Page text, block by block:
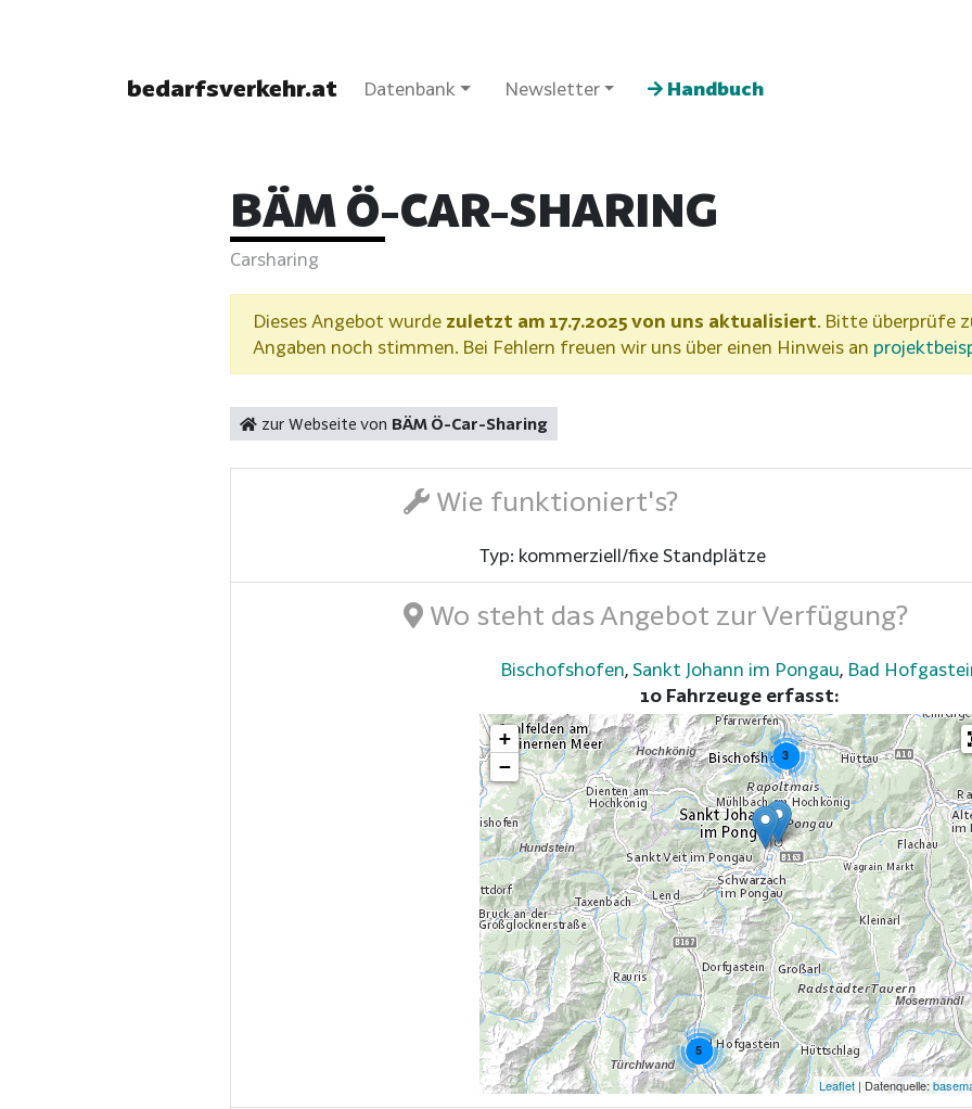
bedarfsverkehr.at Datenbank Newsletter Handbuch
BÄM Ö-CAR-SHARING
Carsharing
Dieses Angebot wurde zuletzt am 17.7.2025 von uns aktualisiert. Bitte überprüfe
Angaben noch stimmen. Bei Fehlern freuen wir uns über einen Hinweis an
zur Webseite von BÄM Ö-Car-Sharing
Wie funktioniert's?
Typ: kommerziell/fixe Standplätze
Wo steht das Angebot zur Verfügung?
Bischofshofen, Sankt Johann im Pongau, Bad
10 Fahrzeuge erfasst:
5
3
+
−
Leaflet | Datenquelle: